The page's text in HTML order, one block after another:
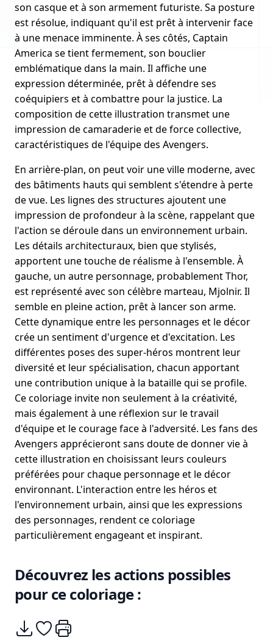
son casque et à son armement futuriste. Sa posture
est résolue, indiquant qu'il est prêt à intervenir face
à une menace imminente. À ses côtés, Captain
America se tient fermement, son bouclier
emblématique dans la main. Il affiche une
expression déterminée, prêt à défendre ses
coéquipiers et à combattre pour la justice. La
composition de cette illustration transmet une
impression de camaraderie et de force collective,
caractéristiques de l'équipe des Avengers.
En arrière-plan, on peut voir une ville moderne, avec
des bâtiments hauts qui semblent s'étendre à perte
de vue. Les lignes des structures ajoutent une
impression de profondeur à la scène, rappelant que
l'action se déroule dans un environnement urbain.
Les détails architecturaux, bien que stylisés,
apportent une touche de réalisme à l'ensemble. À
gauche, un autre personnage, probablement Thor,
est représenté avec son célèbre marteau, Mjolnir. Il
semble en pleine action, prêt à lancer son arme.
Cette dynamique entre les personnages et le décor
crée un sentiment d'urgence et d'excitation. Les
différentes poses des super-héros montrent leur
diversité et leur spécialisation, chacun apportant
une contribution unique à la bataille qui se profile.
Ce coloriage invite non seulement à la créativité,
mais également à une réflexion sur le travail
d'équipe et le courage face à l'adversité. Les fans des
Avengers apprécieront sans doute de donner vie à
cette illustration en choisissant leurs couleurs
préférées pour chaque personnage et le décor
environnant. L'interaction entre les héros et
l'environnement urbain, ainsi que les expressions
des personnages, rendent ce coloriage
particulièrement engageant et inspirant.
Découvrez les actions possibles
pour ce coloriage :
Télécharger
Ajouter à mes coups de coeurs
Imprimer